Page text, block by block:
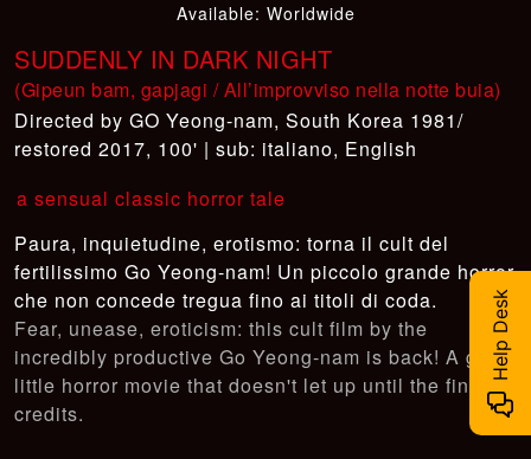
Available: Worldwide
SUDDENLY IN DARK NIGHT
(Gipeun bam, gapjagi / All’improvviso nella notte buia)
GO Yeong-nam, South Korea 1981/
restored 2017, 100' | sub: italiano, English
a sensual classic horror tale
Paura, inquietudine, erotismo: torna il cult del
fertilissimo Go Yeong-nam! Un piccolo grande horror
che non concede tregua fino ai titoli di coda.
Fear, unease, eroticism: this cult film by the
incredibly productive Go Yeong-nam is back! A great
little horror movie that doesn't let up until the final
credits.
Help Desk